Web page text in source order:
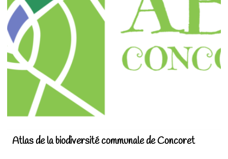
Atlas de la biodiversité communale de Concoret